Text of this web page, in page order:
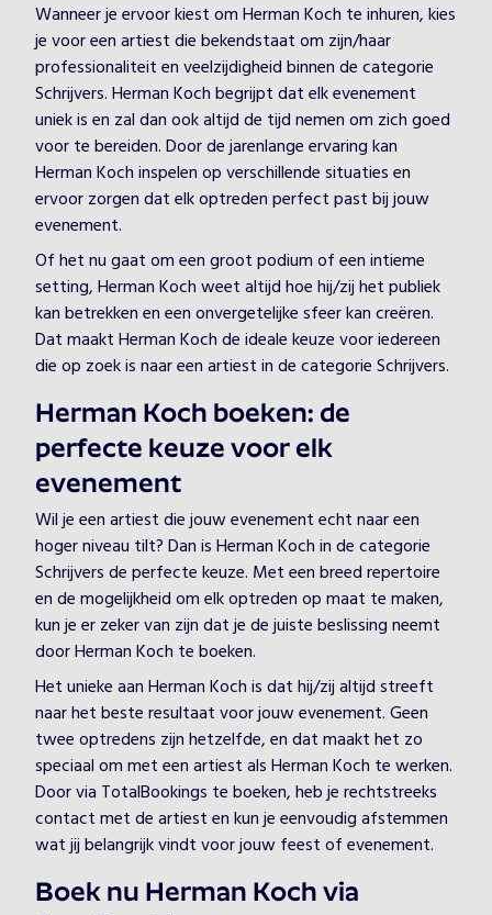
Wanneer je ervoor kiest om Herman Koch te inhuren, kies
je voor een artiest die bekendstaat om zijn/haar
professionaliteit en veelzijdigheid binnen de categorie
Schrijvers. Herman Koch begrijpt dat elk evenement
uniek is en zal dan ook altijd de tijd nemen om zich goed
voor te bereiden. Door de jarenlange ervaring kan
Herman Koch inspelen op verschillende situaties en
ervoor zorgen dat elk optreden perfect past bij jouw
evenement.
Of het nu gaat om een groot podium of een intieme
setting, Herman Koch weet altijd hoe hij/zij het publiek
kan betrekken en een onvergetelijke sfeer kan creëren.
Dat maakt Herman Koch de ideale keuze voor iedereen
die op zoek is naar een artiest in de categorie Schrijvers.
Herman Koch boeken: de
perfecte keuze voor elk
evenement
Wil je een artiest die jouw evenement echt naar een
hoger niveau tilt? Dan is Herman Koch in de categorie
Schrijvers de perfecte keuze. Met een breed repertoire
en de mogelijkheid om elk optreden op maat te maken,
kun je er zeker van zijn dat je de juiste beslissing neemt
door Herman Koch te boeken.
Het unieke aan Herman Koch is dat hij/zij altijd streeft
naar het beste resultaat voor jouw evenement. Geen
twee optredens zijn hetzelfde, en dat maakt het zo
speciaal om met een artiest als Herman Koch te werken.
Door via TotalBookings te boeken, heb je rechtstreeks
contact met de artiest en kun je eenvoudig afstemmen
wat jij belangrijk vindt voor jouw feest of evenement.
Boek nu Herman Koch via